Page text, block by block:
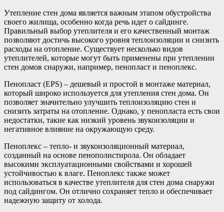
Утепление стен дома является важным этапом обустройства
своего жилища, особенно когда речь идет о сайдинге.
Правильный выбор утеплителя и его качественный монтаж
позволяют достичь высокого уровня теплоизоляции и снизить
расходы на отопление. Существует несколько видов
утеплителей, которые могут быть применены при утеплении
стен домов снаружи, например, пенопласт и пеноплекс.
Пенопласт (EPS) – дешевый и простой в монтаже материал,
который широко используется для утепления стен дома. Он
позволяет значительно улучшить теплоизоляцию стен и
снизить затраты на отопление. Однако, у пенопласта есть свои
недостатки, такие как низкий уровень звукоизоляции и
негативное влияние на окружающую среду.
Пеноплекс – тепло- и звукоизоляционный материал,
созданный на основе пенополистирола. Он обладает
высокими эксплуатационными свойствами и хорошей
устойчивостью к влаге. Пеноплекс также может
использоваться в качестве утеплителя для стен дома снаружи
под сайдингом. Он отлично сохраняет тепло и обеспечивает
надежную защиту от холода.